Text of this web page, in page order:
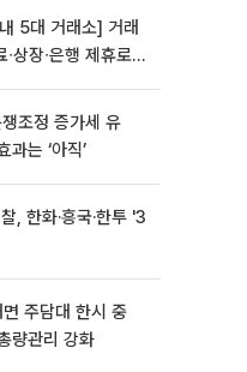
5대 거래소] 거래
상장∙은행 제휴로
조정 증가세 유
는 ‘아직’
, 한화·흥국·한투 '3
주담대 한시 중
량관리 강화